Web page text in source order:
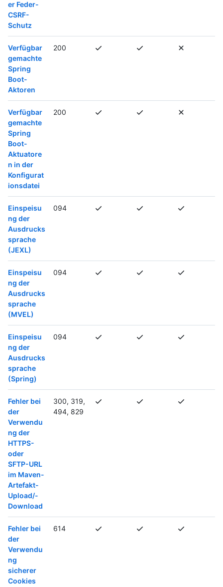
er Feder-
CSRF-
Schutz
Verfügbar
gemachte
Spring
Boot-
Aktoren
200
Verfügbar
gemachte
Spring
Boot-
Aktuatore
n in der
Konfigurat
ionsdatei
200
Einspeisu
ng der
Ausdrucks
sprache
(JEXL)
094
Einspeisu
ng der
Ausdrucks
sprache
(MVEL)
094
Einspeisu
ng der
Ausdrucks
sprache
(Spring)
094
Fehler bei
der
Verwendu
ng der
HTTPS-
oder
SFTP-URL
im Maven-
Artefakt-
Upload/-
Download
300, 319,
494, 829
Fehler bei
der
Verwendu
ng
sicherer
Cookies
614